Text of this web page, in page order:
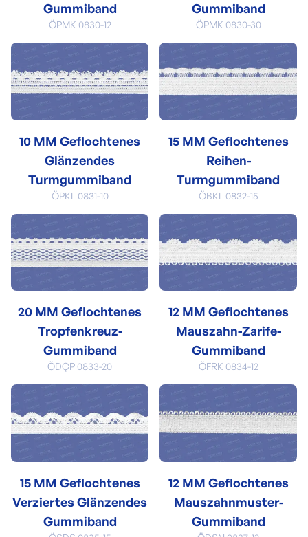
Gummiband
ÖPMK 0830-12
Gummiband
ÖPMK 0830-30
10 MM Geflochtenes
Glänzendes
Turmgummiband
ÖPKL 0831-10
15 MM Geflochtenes
Reihen-
Turmgummiband
ÖBKL 0832-15
20 MM Geflochtenes
Tropfenkreuz-
Gummiband
ÖDÇP 0833-20
12 MM Geflochtenes
Mauszahn-Zarife-
Gummiband
ÖFRK 0834-12
15 MM Geflochtenes
Verziertes Glänzendes
Gummiband
12 MM Geflochtenes
Mauszahnmuster-
Gummiband